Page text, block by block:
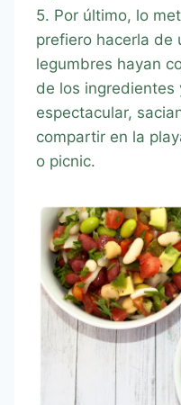
5. Por último, lo
prefiero hacerla de
legumbres hayan
de los ingredientes
espectacular,
compartir en la
o picnic.